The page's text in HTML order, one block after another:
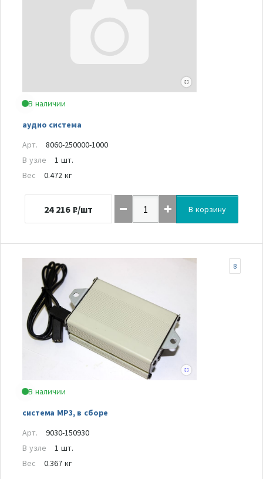
В наличии
аудио система
Арт.
8060-250000-1000
В узле
1 шт.
Вес
0.472 кг
24 216 ₽/шт В корзину
В наличии
система МР3, в сборе
8
Арт.
9030-150930
В узле
1 шт.
Вес
0.367 кг